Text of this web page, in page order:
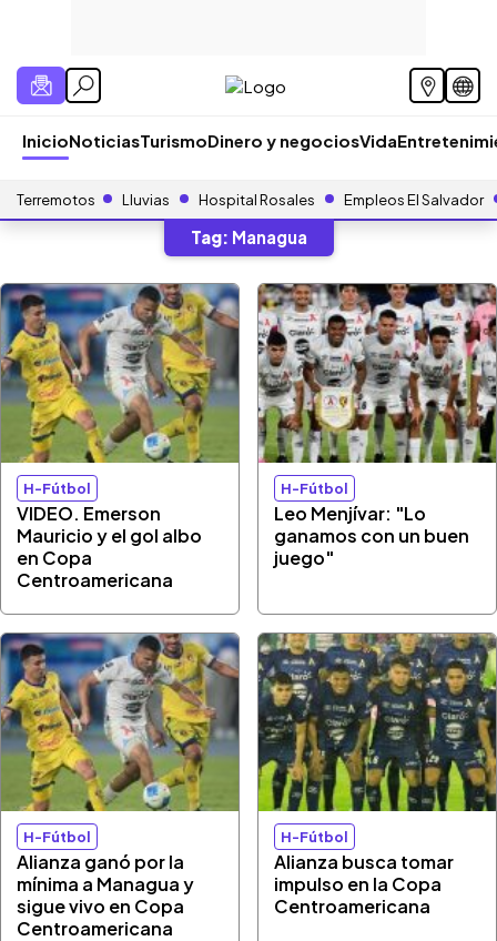
InicioNoticiasTurismoDinero y negociosVida
Terremotos Lluvias Hospital Rosales Empleos El Salvador
Tag: Managua
H-Fútbol
VIDEO. Emerson
Mauricio y el gol albo
en Copa
Centroamericana
H-Fútbol
Leo Menjívar: "Lo
ganamos con un buen
juego"
H-Fútbol
Alianza ganó por la
mínima a Managua y
sigue vivo en Copa
Centroamericana
H-Fútbol
Alianza busca tomar
impulso en la Copa
Centroamericana